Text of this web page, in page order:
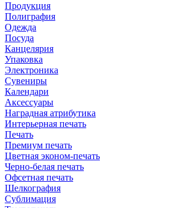
Продукция
Полиграфия
Одежда
Посуда
Канцелярия
Упаковка
Электроника
Сувениры
Календари
Аксессуары
Наградная атрибутика
Интерьерная печать
Печать
Премиум печать
Цветная эконом-печать
Черно-белая печать
Офсетная печать
Шелкография
Сублимация